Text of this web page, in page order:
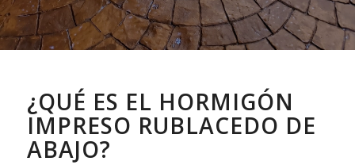
¿QUÉ ES EL HORMIGÓN
IMPRESO RUBLACEDO DE
ABAJO?